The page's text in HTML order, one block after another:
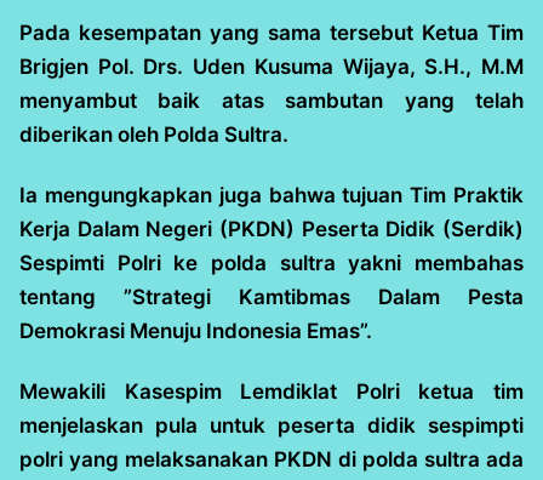
Pada kesempatan yang sama tersebut Ketua Tim
Brigjen Pol. Drs. Uden Kusuma Wijaya, S.H., M.M
menyambut baik atas sambutan yang telah
diberikan oleh Polda Sultra.
Ia mengungkapkan juga bahwa tujuan Tim Praktik
Kerja Dalam Negeri (PKDN) Peserta Didik (Serdik)
Sespimti Polri ke polda sultra yakni membahas
tentang ”Strategi Kamtibmas Dalam Pesta
Demokrasi Menuju Indonesia Emas”.
Mewakili Kasespim Lemdiklat Polri ketua tim
menjelaskan pula untuk peserta didik sespimpti
polri yang melaksanakan PKDN di polda sultra ada